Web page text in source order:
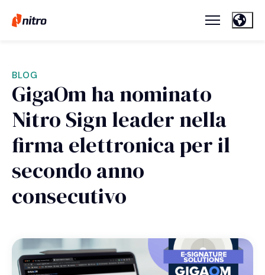
BLOG
GigaOm ha nominato
Nitro Sign leader nella
firma elettronica per il
secondo anno
consecutivo